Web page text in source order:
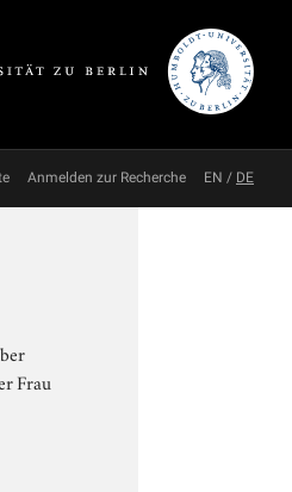
Anmelden zur Recherche EN / DE
Frau